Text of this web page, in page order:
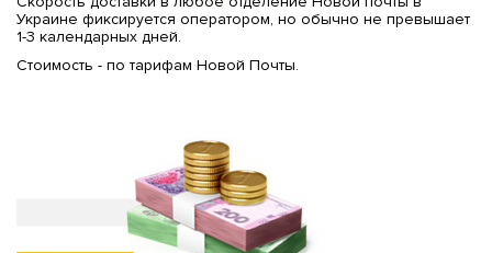
Украине фиксируется оператором, но обычно не превышает
1-3 календарных дней.
Стоимость - по тарифам Новой Почты.